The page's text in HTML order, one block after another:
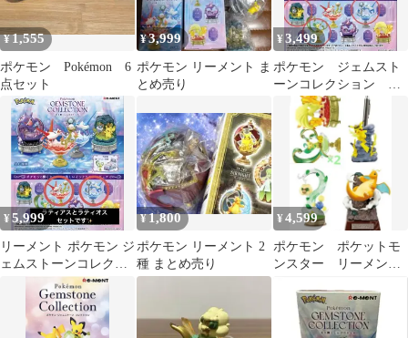
¥1,555
ポケモン Pokémon 6
点セット
¥3,999
ポケモン リーメント ま
とめ売り
¥3,499
ポケモン ジェムスト
ーンコレクション 光
り輝くしんぴのキセ
キ 3点セット
¥5,999
リーメント ポケモン ジ
ェムストーンコレクシ
ョン ラティアス ラティ
オス セット
¥1,800
ポケモン リーメント 2
種 まとめ売り
¥4,599
ポケモン ポケットモ
ンスター リーメン